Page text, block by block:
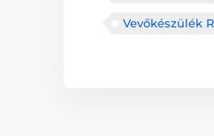
Vevőkészülék